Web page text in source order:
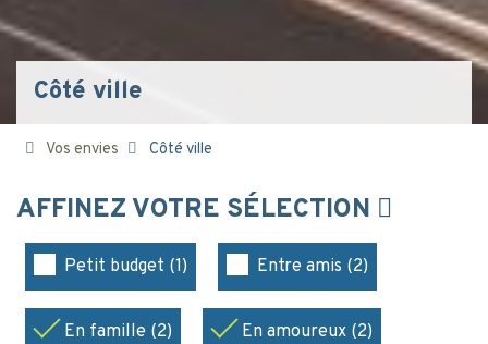
Côté ville
Vos envies Côté ville
AFFINEZ VOTRE SÉLECTION
Petit budget (1) Entre amis (2)
En famille (2) En amoureux (2)